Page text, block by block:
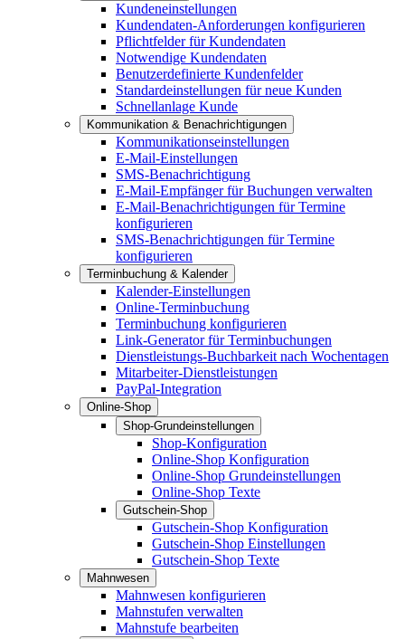
Kundeneinstellungen
Kundendaten-Anforderungen konfigurieren
Pflichtfelder für Kundendaten
Notwendige Kundendaten
Benutzerdefinierte Kundenfelder
Standardeinstellungen für neue Kunden
Schnellanlage Kunde
Kommunikation & Benachrichtigungen
Kommunikationseinstellungen
E-Mail-Einstellungen
SMS-Benachrichtigung
E-Mail-Empfänger für Buchungen verwalten
E-Mail-Benachrichtigungen für Termine
konfigurieren
SMS-Benachrichtigungen für Termine
konfigurieren
Terminbuchung & Kalender
Kalender-Einstellungen
Online-Terminbuchung
Terminbuchung konfigurieren
Link-Generator für Terminbuchungen
Dienstleistungs-Buchbarkeit nach Wochentagen
Mitarbeiter-Dienstleistungen
PayPal-Integration
Online-Shop
Shop-Grundeinstellungen
Shop-Konfiguration
Online-Shop Konfiguration
Online-Shop Grundeinstellungen
Online-Shop Texte
Gutschein-Shop
Gutschein-Shop Konfiguration
Gutschein-Shop Einstellungen
Gutschein-Shop Texte
Mahnwesen
Mahnwesen konfigurieren
Mahnstufen verwalten
Mahnstufe bearbeiten